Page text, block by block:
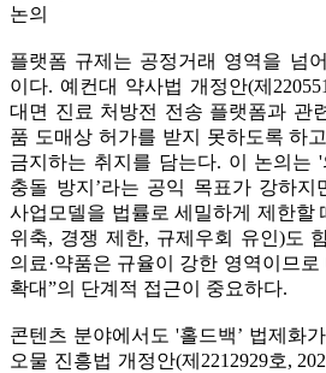
논의
플랫폼 규제는 공정거래 영역을 넘
이다. 예컨대 약사법 개정안(제
대면 진료 처방전 전송 플랫폼과 관
품 도매상 허가를 받지 못하도록 하
금지하는 취지를 담는다. 이 논의는
충돌 방지’라는 공익 목표가 강하지
사업모델을 법률로 세밀하게 제한할
위축, 경쟁 제한, 규제우회 유인)도
의료·약품은 규율이 강한 영역이므
확대”의 단계적 접근이 중요하다.
콘텐츠 분야에서도 '홀드백’ 법제화
오물 진흥법 개정안(제2212929호,